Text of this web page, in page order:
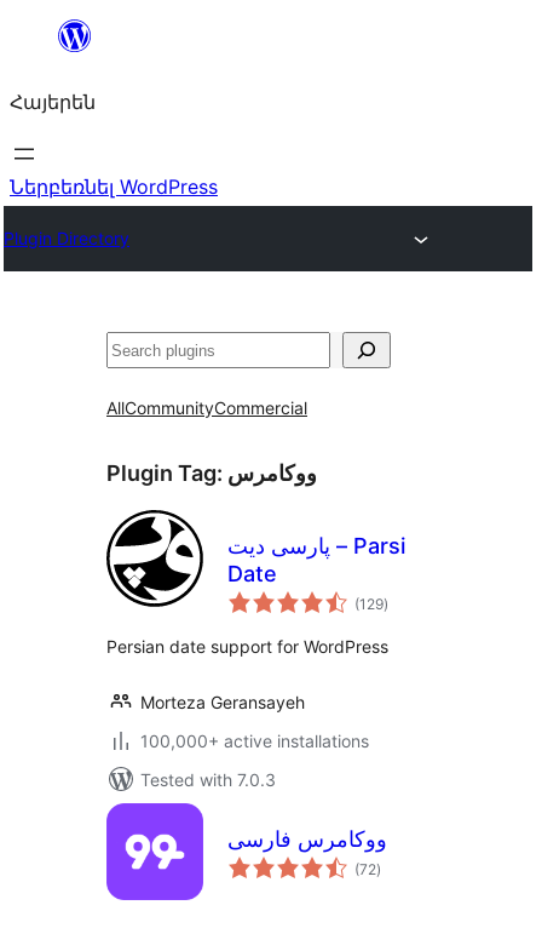
Անցնել
Հայերեն
Ներբեռնել WordPress
Plugin Directory
Որոնել
AllCommunityCommercial
Plugin Tag: ووکامرس
پارسی دیت – Parsi
Date
(129total
ratings
)
Persian date support for WordPress
Morteza Geransayeh
100,000+ active installations
Tested with 7.0.3
ووکامرس فارسی
(72total
ratings
)